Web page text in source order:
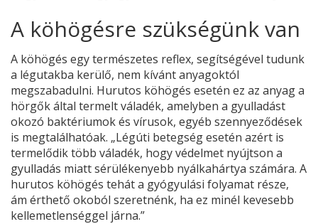
A köhögésre szükségünk van
A köhögés egy természetes reflex, segítségével tudunk
a légutakba kerülő, nem kívánt anyagoktól
megszabadulni. Hurutos köhögés esetén ez az anyag a
hörgők által termelt váladék, amelyben a gyulladást
okozó baktériumok és vírusok, egyéb szennyeződések
is megtalálhatóak. „Légúti betegség esetén azért is
termelődik több váladék, hogy védelmet nyújtson a
gyulladás miatt sérülékenyebb nyálkahártya számára. A
hurutos köhögés tehát a gyógyulási folyamat része,
ám érthető okoból szeretnénk, ha ez minél kevesebb
kellemetlenséggel járna.”